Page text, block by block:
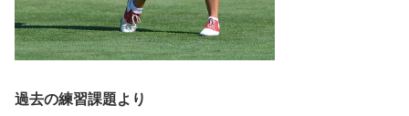
過去の練習課題より